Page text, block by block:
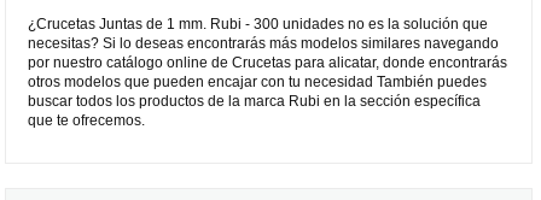
¿Crucetas Juntas de 1 mm. Rubi - 300 unidades no es la solución que
necesitas? Si lo deseas encontrarás más modelos similares navegando
por nuestro catálogo online de Crucetas para alicatar, donde encontrarás
otros modelos que pueden encajar con tu necesidad También puedes
buscar todos los productos de la marca Rubi en la sección específica
que te ofrecemos.